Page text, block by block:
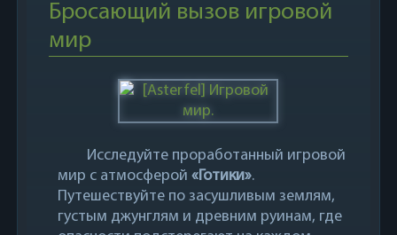
Бросающий вызов игровой
мир
Исследуйте проработанный игровой
мир с атмосферой«Готики».
Путешествуйте по засушливым землям,
густым джунглям и древним руинам, где